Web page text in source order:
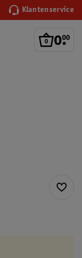
Klantenservice
0.
00